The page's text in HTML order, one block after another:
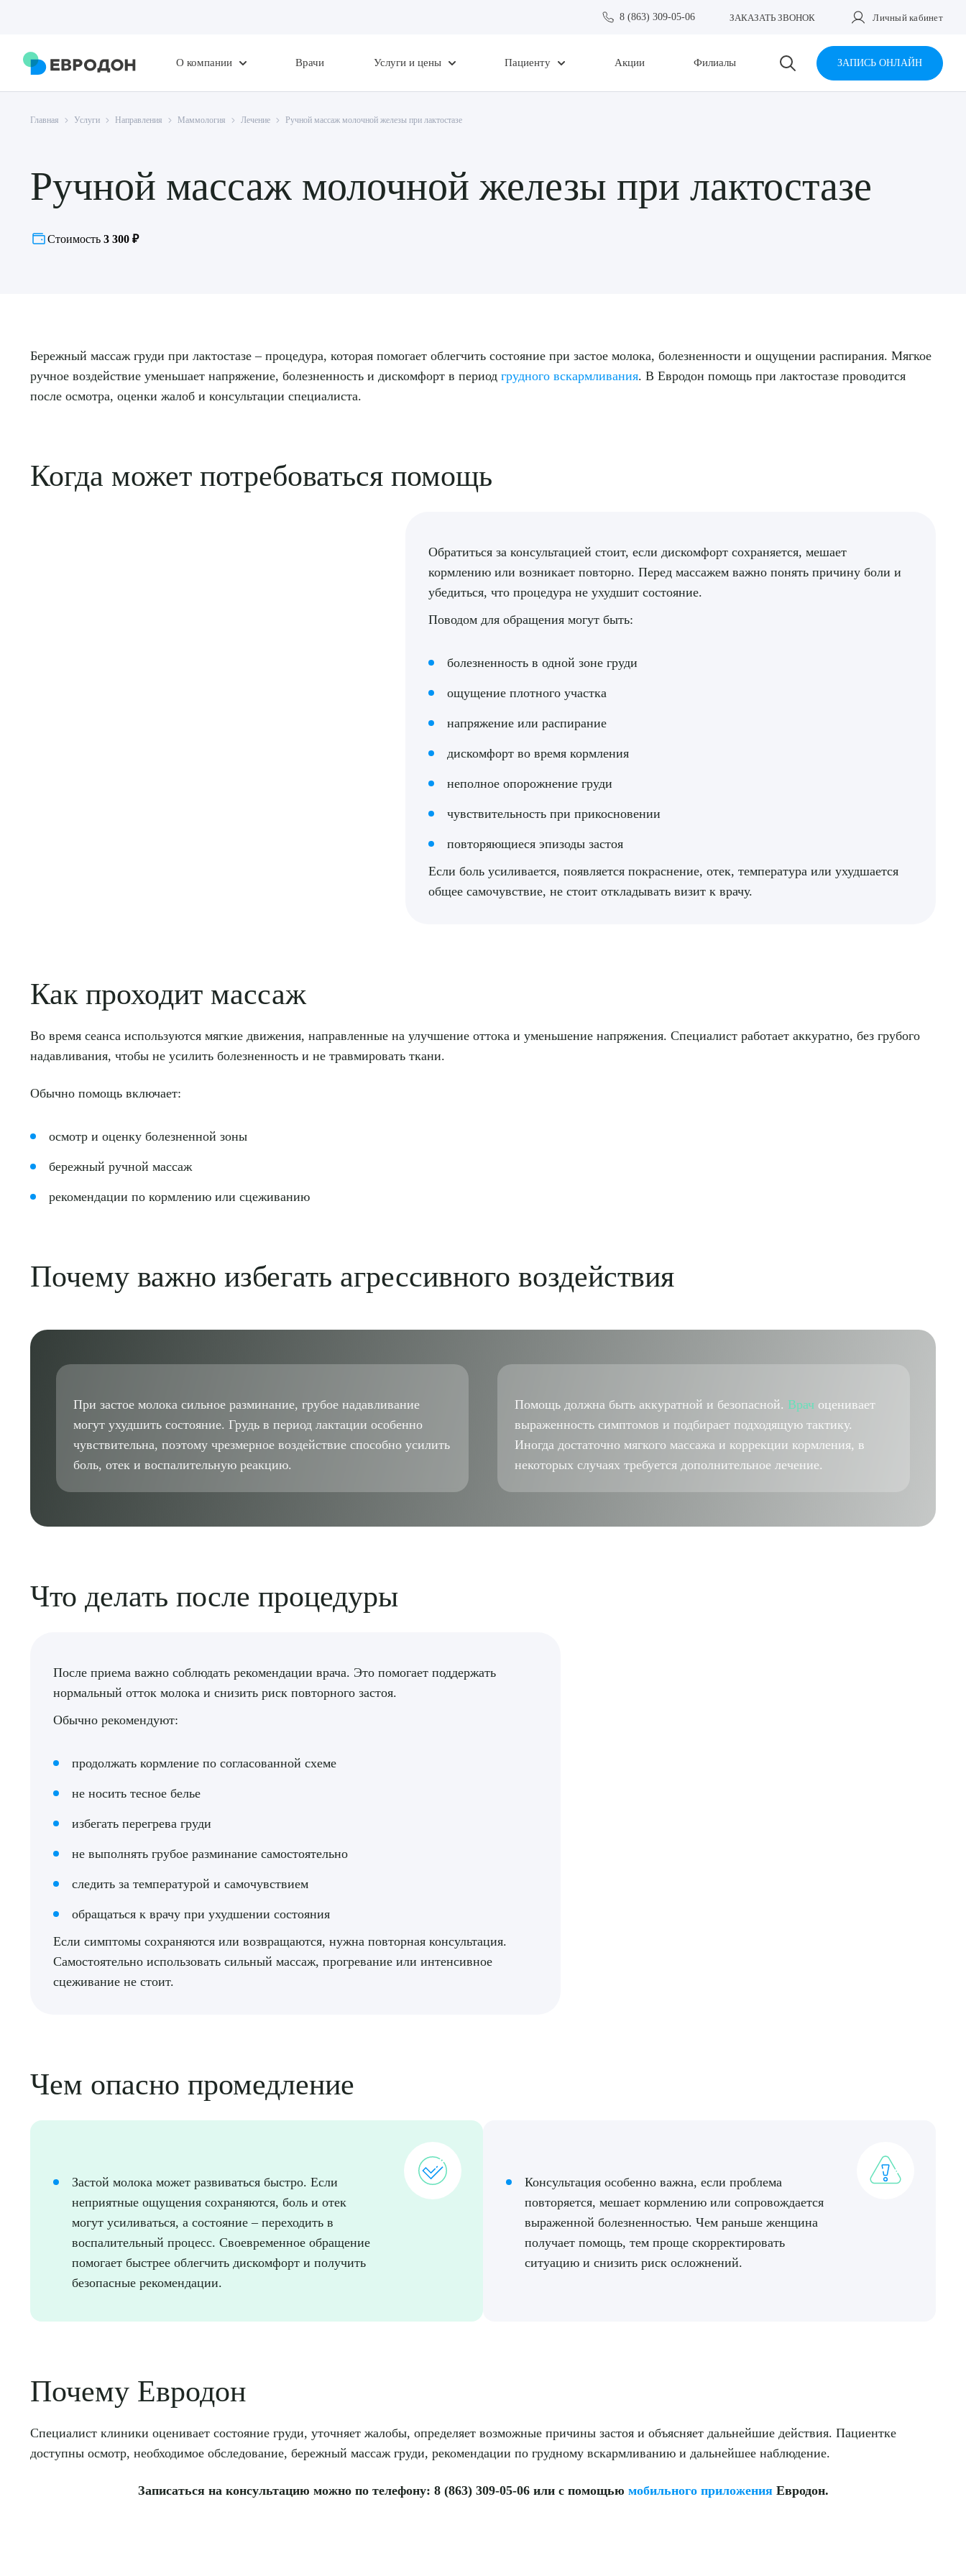
8 (863) 309-05-06 ЗАКАЗАТЬ ЗВОНОК Личный кабинет
О компании Врачи Услуги и цены Пациенту Акции Филиалы ЗАПИСЬ ОНЛАЙН
Главная Услуги Направления Маммология Лечение Ручной массаж молочной железы при лактостазе
Ручной массаж молочной железы при лактостазе
Стоимость 3 300 ₽
Бережный массаж груди при лактостазе – процедура, которая помогает облегчить состояние при застое молока, болезненности и ощущении распирания. Мягкое
ручное воздействие уменьшает напряжение, болезненность и дискомфорт в период грудного вскармливания. В Евродон помощь при лактостазе проводится
после осмотра, оценки жалоб и консультации специалиста.
Когда может потребоваться помощь
Обратиться за консультацией стоит, если дискомфорт сохраняется, мешает
кормлению или возникает повторно. Перед массажем важно понять причину боли и
убедиться, что процедура не ухудшит состояние.
Поводом для обращения могут быть:
болезненность в одной зоне груди
ощущение плотного участка
напряжение или распирание
дискомфорт во время кормления
неполное опорожнение груди
чувствительность при прикосновении
повторяющиеся эпизоды застоя
Если боль усиливается, появляется покраснение, отек, температура или ухудшается
общее самочувствие, не стоит откладывать визит к врачу.
Как проходит массаж
Во время сеанса используются мягкие движения, направленные на улучшение оттока и уменьшение напряжения. Специалист работает аккуратно, без грубого
надавливания, чтобы не усилить болезненность и не травмировать ткани.
Обычно помощь включает:
осмотр и оценку болезненной зоны
бережный ручной массаж
рекомендации по кормлению или сцеживанию
Почему важно избегать агрессивного воздействия
При застое молока сильное разминание, грубое надавливание
могут ухудшить состояние. Грудь в период лактации особенно
чувствительна, поэтому чрезмерное воздействие способно усилить
боль, отек и воспалительную реакцию.
Помощь должна быть аккуратной и безопасной. Врач оценивает
выраженность симптомов и подбирает подходящую тактику.
Иногда достаточно мягкого массажа и коррекции кормления, в
некоторых случаях требуется дополнительное лечение.
Что делать после процедуры
После приема важно соблюдать рекомендации врача. Это помогает поддержать
нормальный отток молока и снизить риск повторного застоя.
Обычно рекомендуют:
продолжать кормление по согласованной схеме
не носить тесное белье
избегать перегрева груди
не выполнять грубое разминание самостоятельно
следить за температурой и самочувствием
обращаться к врачу при ухудшении состояния
Если симптомы сохраняются или возвращаются, нужна повторная консультация.
Самостоятельно использовать сильный массаж, прогревание или интенсивное
сцеживание не стоит.
Чем опасно промедление
Застой молока может развиваться быстро. Если
неприятные ощущения сохраняются, боль и отек
могут усиливаться, а состояние – переходить в
воспалительный процесс. Своевременное обращение
помогает быстрее облегчить дискомфорт и получить
безопасные рекомендации.
Консультация особенно важна, если проблема
повторяется, мешает кормлению или сопровождается
выраженной болезненностью. Чем раньше женщина
получает помощь, тем проще скорректировать
ситуацию и снизить риск осложнений.
Почему Евродон
Специалист клиники оценивает состояние груди, уточняет жалобы, определяет возможные причины застоя и объясняет дальнейшие действия. Пациентке
доступны осмотр, необходимое обследование, бережный массаж груди, рекомендации по грудному вскармливанию и дальнейшее наблюдение.
Записаться на консультацию можно по телефону: 8 (863) 309-05-06 или с помощью мобильного приложенияЕвродон.
ОТПРАВИТЬ Я даю согласие на